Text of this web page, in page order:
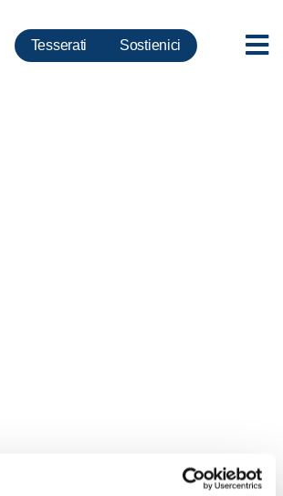
Tesserati Sostienici